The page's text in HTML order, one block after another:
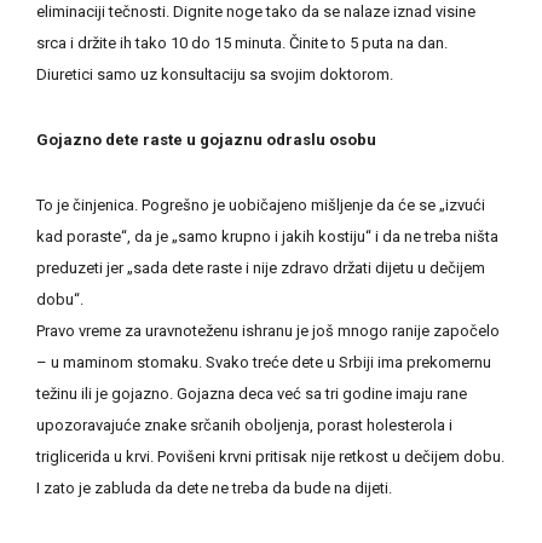
eliminaciji tečnosti. Dignite noge tako da se nalaze iznad visine
srca i držite ih tako 10 do 15 minuta. Činite to 5 puta na dan.
Diuretici samo uz konsultaciju sa svojim doktorom.
Gojazno dete raste u gojaznu odraslu osobu
To je činjenica. Pogrešno je uobičajeno mišljenje da će se „izvući
kad poraste“, da je „samo krupno i jakih kostiju“ i da ne treba ništa
preduzeti jer „sada dete raste i nije zdravo držati dijetu u dečijem
dobu“.
Pravo vreme za uravnoteženu ishranu je još mnogo ranije započelo
– u maminom stomaku. Svako treće dete u Srbiji ima prekomernu
težinu ili je gojazno. Gojazna deca već sa tri godine imaju rane
upozoravajuće znake srčanih oboljenja, porast holesterola i
triglicerida u krvi. Povišeni krvni pritisak nije retkost u dečijem dobu.
I zato je zabluda da dete ne treba da bude na dijeti.